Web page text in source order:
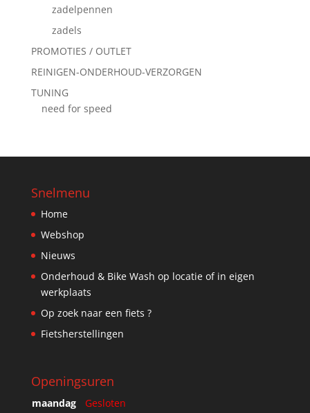
zadelpennen
zadels
PROMOTIES / OUTLET
REINIGEN-ONDERHOUD-VERZORGEN
TUNING
need for speed
Snelmenu
Home
Webshop
Nieuws
Onderhoud & Bike Wash op locatie of in eigen
werkplaats
Op zoek naar een fiets ?
Fietsherstellingen
Openingsuren
maandag
Gesloten